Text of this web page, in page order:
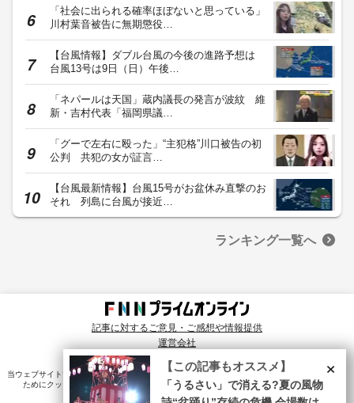
「社会に出られる確率ほぼないと思っている」
川村葉音被告に無期懲役…
【台風情報】ダブル台風の今後の進路予想は
台風13号は9日（日）午後…
「ネパールは天国」蔵内議長の発言が波紋 維
新・吉村代表「福岡県議…
「グーで左右に殴った」“主犯格”川口被告の初
公判 共犯の女が証言…
【台風最新情報】台風15号がお盆休み直撃のお
それ 列島に台風が接近…
ランキング一覧へ
記事に対するご意見・ご感想や情報提供
運営会社
© Fuji News Network, Inc. All rights reserved.
当ウェブサイトでは、ユーザのニーズ・興味・関⼼に合致したコンテンツや広告配信を提供する
ためにクッキーを使⽤しています。詳細は、 プライバシーポリシー をご確認ください。
×
【この記事もオススメ】
「うるさい」で消える?夏の風物